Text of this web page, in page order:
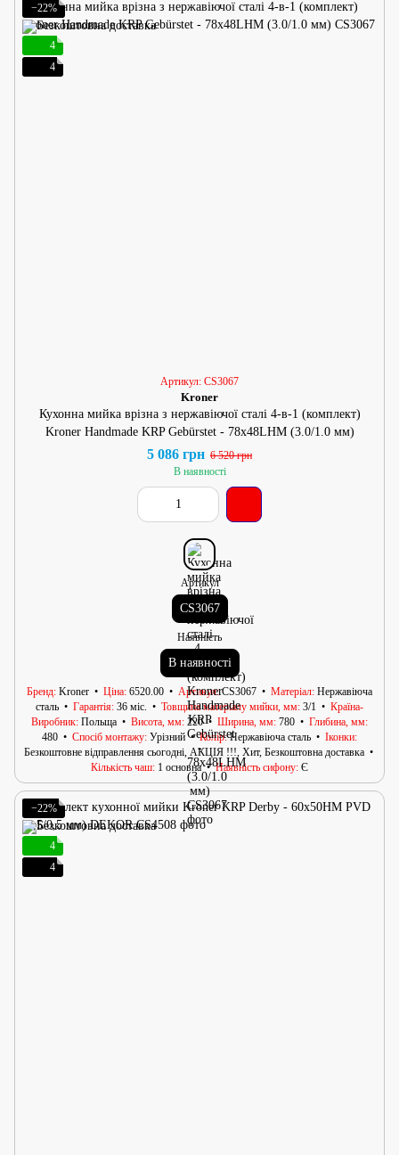
−22%
4
4
Артикул: CS3067
Kroner
Кухонна мийка врізна з нержавіючої сталі 4-в-1 (комплект)
Kroner Handmade KRP Gebürstet - 78х48LHM (3.0/1.0 мм)
5 086 грн 6 520 грн
В наявності
Артикул
CS3067
Наявність
В наявності
Бренд Kroner Ціна 6520.00 Артикул CS3067 Матеріал Нержавіюча
сталь
Гарантія 36 міс. Товщина матеріалу мийки, мм 3/1
Країна-
Виробник Польща Висота, мм 220 Ширина, мм 780
Глибина, мм
480
Спосіб монтажу Урізний Колір Нержавіюча сталь
Іконки
Безкоштовне відправлення сьогодні, АКЦІЯ !!!, Хит, Безкоштовна доставка
Кількість чаш 1 основна Наявність сифону Є
−22%
4
4